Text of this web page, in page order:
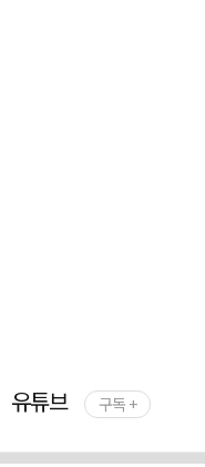
유튜브 구독 +